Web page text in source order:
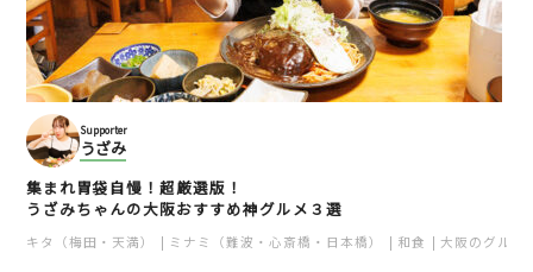
Supporter
うざみ
集まれ胃袋自慢！超厳選版！
うざみちゃんの大阪おすすめ神グルメ３選
キタ（梅田・天満） ミナミ（難波・心斎橋・日本橋） 和食 大阪のグルメ